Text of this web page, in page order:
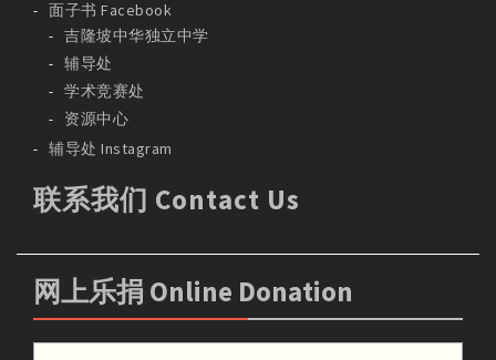
面子书 Facebook
吉隆坡中华独立中学
辅导处
学术竞赛处
资源中心
辅导处 Instagram
联系我们 Contact Us
网上乐捐 Online Donation